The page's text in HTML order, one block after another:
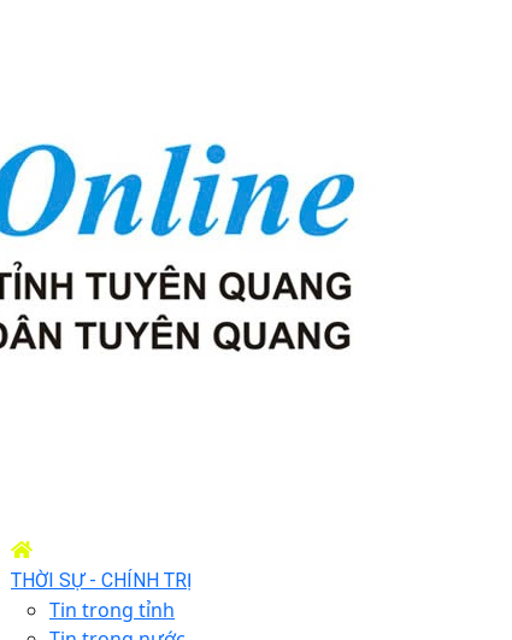
THỜI SỰ - CHÍNH TRỊ
Tin trong tỉnh